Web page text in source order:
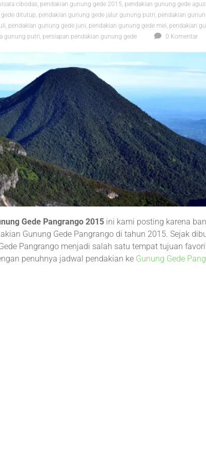
cibodas, pendakian gunung gede 2015, pendakian gunung gede
ditutup, pendakian gunung gede jalur gunung putri, pendakian
, pendakian gunung gede juni, pendakian gunung gede mei, pendakian
gunung putri, persiapan pendakian gunung gede 0 Komentar
Gede Pangrango 2015 ini kami posting karena
Gunung Gede Pangrango di tahun 2015. Sejak
Pangrango menjadi salah satu tempat tujuan
penuhnya jadwal pendakian ke Gunung Gede